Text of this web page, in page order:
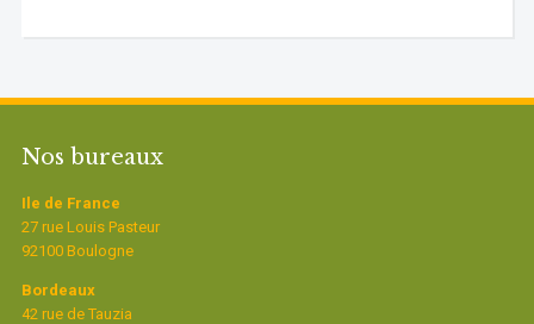
Nos bureaux
Ile de France
27 rue Louis Pasteur
92100 Boulogne
Bordeaux
42 rue de Tauzia